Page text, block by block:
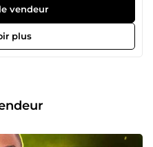
une seule priorité : la
d’aller plus loin,
simple : 👉 Quel est
à 23 ans d’efforts
même votre santé
moment décisif, vous
ce moment de panique
vendeur
plus